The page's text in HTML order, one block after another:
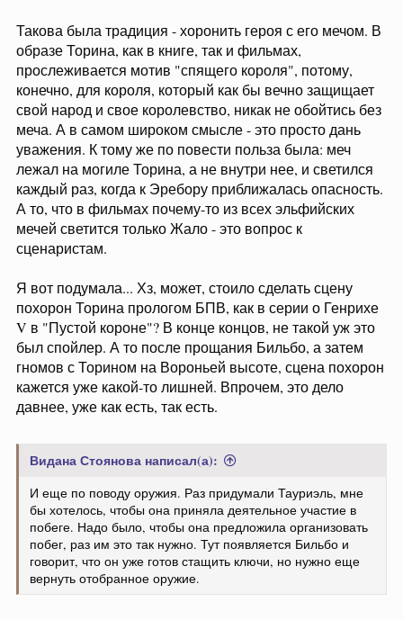
Такова была традиция - хоронить героя с его мечом. В
образе Торина, как в книге, так и фильмах,
прослеживается мотив "спящего короля", потому,
конечно, для короля, который как бы вечно защищает
свой народ и свое королевство, никак не обойтись без
меча. А в самом широком смысле - это просто дань
уважения. К тому же по повести польза была: меч
лежал на могиле Торина, а не внутри нее, и светился
каждый раз, когда к Эребору приближалась опасность.
А то, что в фильмах почему-то из всех эльфийских
мечей светится только Жало - это вопрос к
сценаристам.
Я вот подумала... Хз, может, стоило сделать сцену
похорон Торина прологом БПВ, как в серии о Генрихе
V в "Пустой короне"? В конце концов, не такой уж это
был спойлер. А то после прощания Бильбо, а затем
гномов с Торином на Вороньей высоте, сцена похорон
кажется уже какой-то лишней. Впрочем, это дело
давнее, уже как есть, так есть.
Видана Стоянова написал(а):
И еще по поводу оружия. Раз придумали Тауриэль, мне
бы хотелось, чтобы она приняла деятельное участие в
побеге. Надо было, чтобы она предложила организовать
побег, раз им это так нужно. Тут появляется Бильбо и
говорит, что он уже готов стащить ключи, но нужно еще
вернуть отобранное оружие.